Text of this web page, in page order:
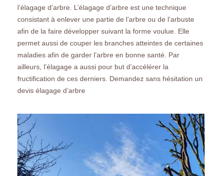
l’élagage d’arbre. L’élagage d’arbre est une technique
consistant à enlever une partie de l’arbre ou de l’arbuste
afin de la faire développer suivant la forme voulue. Elle
permet aussi de couper les branches atteintes de certaines
maladies afin de garder l’arbre en bonne santé. Par
ailleurs, l’élagage a aussi pour but d’accélérer la
fructification de ces derniers. Demandez sans hésitation un
devis élagage d’arbre